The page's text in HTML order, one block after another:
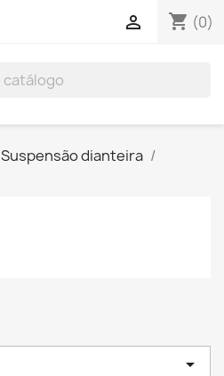
shopping_cart (0)

Suspensão dianteira
